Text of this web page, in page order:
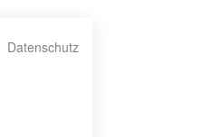
Datenschutz